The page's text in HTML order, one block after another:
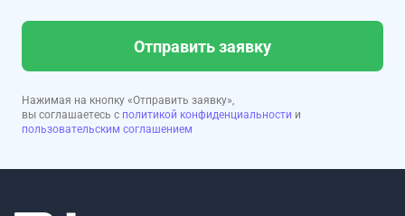
Отправить заявку
Нажимая на кнопку «Отправить заявку»,
вы соглашаетесь с политикой конфиденциальности и
пользовательским соглашением